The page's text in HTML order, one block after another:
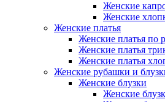
Женские
Женские
Женские платья
Женские платья по
Женские платья
Женские платья
Женские рубашки и
Женские блузки
Женские